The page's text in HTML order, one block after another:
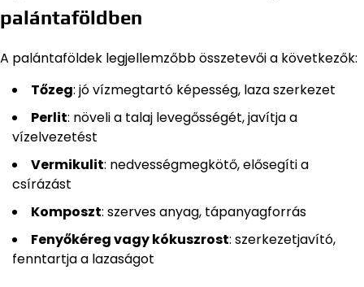
palántaföldben
A palántaföldek legjellemzőbb összetevői a következők:
Tőzeg: jó vízmegtartó képesség, laza szerkezet
Perlit: növeli a talaj levegősségét, javítja a
vízelvezetést
Vermikulit: nedvességmegkötő, elősegíti a
csírázást
Komposzt: szerves anyag, tápanyagforrás
Fenyőkéreg vagy kókuszrost: szerkezetjavító,
fenntartja a lazaságot